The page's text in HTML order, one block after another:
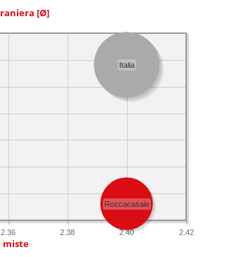
[Ø]
2.36 2.38 2.40 2.42
Italia
Roccacasale
miste